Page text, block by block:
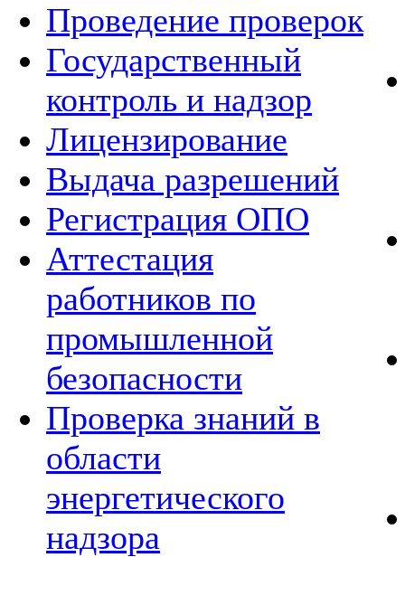
Проведение проверок
Государственный
контроль и надзор
Лицензирование
Выдача разрешений
Регистрация ОПО
Аттестация
работников по
промышленной
безопасности
Проверка знаний в
области
энергетического
надзора